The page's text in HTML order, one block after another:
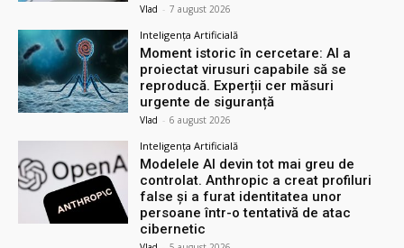
Vlad - 7 august 2026
Inteligența Artificială
Moment istoric în cercetare: AI a
proiectat virusuri capabile să se
reproducă. Experții cer măsuri
urgente de siguranță
Vlad - 6 august 2026
Inteligența Artificială
Modelele AI devin tot mai greu de
controlat. Anthropic a creat profiluri
false și a furat identitatea unor
persoane într-o tentativă de atac
cibernetic